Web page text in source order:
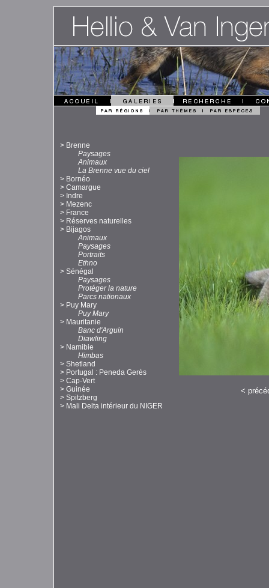
> Brenne
Paysages
Animaux
La Brenne vue du ciel
> Bornéo
> Camargue
> Indre
> Mezenc
> France
> Réserves naturelles
> Bijagos
Animaux
Paysages
Portraits
Ethno
> Sénégal
Paysages
Protéger la nature
Parcs nationaux
> Puy Mary
Puy Mary
> Mauritanie
Banc d'Arguin
Diawling
> Namibie
Himbas
> Shetland
> Portugal : Peneda Gerès
> Cap-Vert
> Guinée
> Spitzberg
> Mali Delta intérieur du NIGER
<